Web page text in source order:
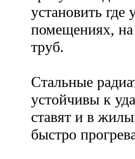
установить
помещениях, на
труб.
Стальные
устойчивы к
ставят и в
быстро